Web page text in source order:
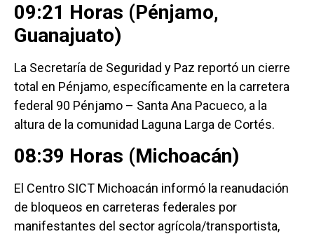
09:21 Horas (Pénjamo,
Guanajuato)
La Secretaría de Seguridad y Paz reportó un cierre
total en Pénjamo, específicamente en la carretera
federal 90 Pénjamo – Santa Ana Pacueco, a la
altura de la comunidad Laguna Larga de Cortés.
08:39 Horas (Michoacán)
El Centro SICT Michoacán informó la reanudación
de bloqueos en carreteras federales por
manifestantes del sector agrícola/transportista,